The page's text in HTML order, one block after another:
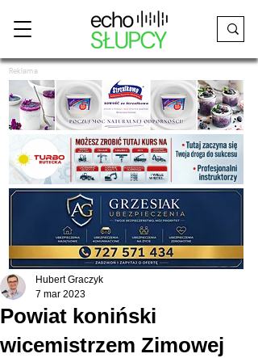
Reklama
Powiat koniński
wicemistrzem Zimowej
Hubert Graczyk
7 mar 2023